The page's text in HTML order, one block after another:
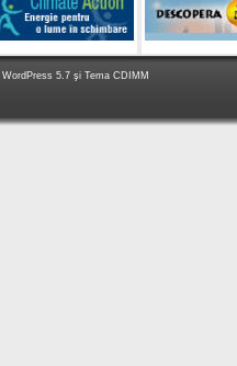
WordPress 5.7 şi Tema CDIMM